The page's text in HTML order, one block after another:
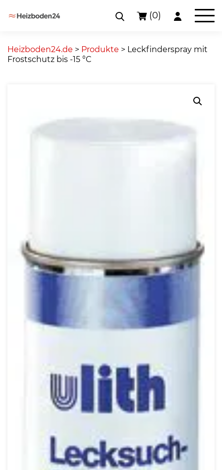
content
(0)
Heizboden24.de > Produkte > Leckfinderspray mit
Frostschutz bis -15 °C